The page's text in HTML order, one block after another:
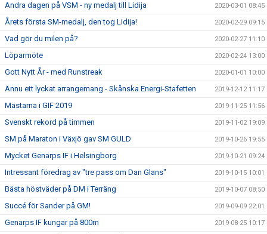
Andra dagen på VSM - ny medalj till Lidija 2020-03-01 08:45
Årets första SM-medalj, den tog Lidija! 2020-02-29 09:15
Vad gör du milen på? 2020-02-27 11:10
Löparmöte 2020-02-24 13:00
Gott Nytt År - med Runstreak 2020-01-01 10:00
Ännu ett lyckat arrangemang - Skånska Energi-Stafetten 2019-12-12 11:17
Mästarna i GIF 2019 2019-11-25 11:56
Svenskt rekord på timmen 2019-11-02 19:09
SM på Maraton i Växjö gav SM GULD 2019-10-26 19:55
Mycket Genarps IF i Helsingborg 2019-10-21 09:24
Intressant föredrag av "tre pass om Dan Glans" 2019-10-15 10:01
Bästa höstväder på DM i Terräng 2019-10-07 08:50
Succé för Sander på GM! 2019-09-09 22:01
Genarps IF kungar på 800m 2019-08-25 10:17